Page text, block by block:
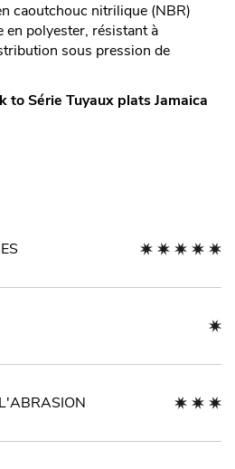
caoutchouc nitrilique (NBR)
en polyester, résistant à
sous pression de
to Série Tuyaux plats Jamaica